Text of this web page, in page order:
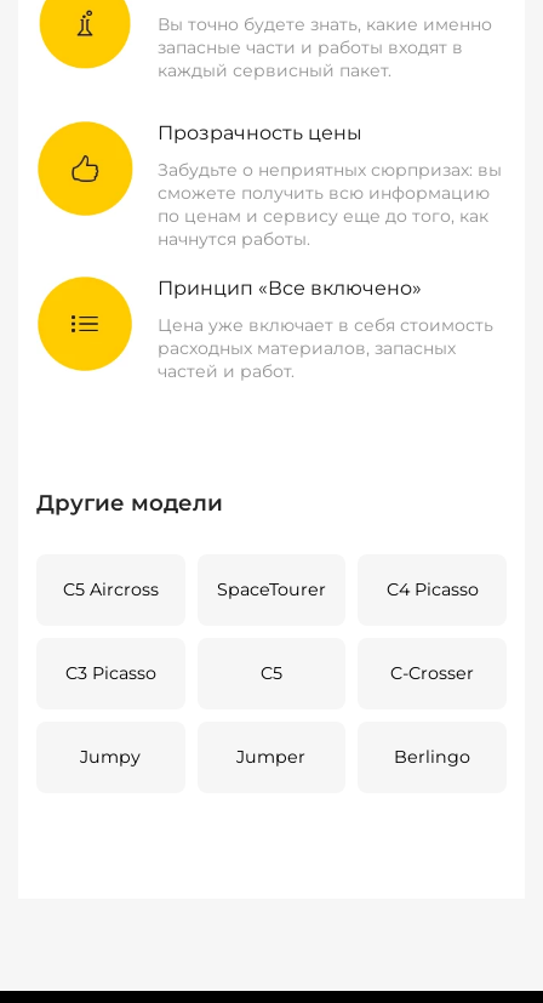
Вы точно будете знать, какие именно
запасные части и работы входят в
каждый сервисный пакет.
Прозрачность цены
Забудьте о неприятных сюрпризах: вы
сможете получить всю информацию
по ценам и сервису еще до того, как
начнутся работы.
Принцип «Все включено»
Цена уже включает в себя стоимость
расходных материалов, запасных
частей и работ.
Другие модели
C5 Aircross SpaceTourer C4 Picasso
C3 Picasso C5 C-Crosser
Jumpy Jumper Berlingo